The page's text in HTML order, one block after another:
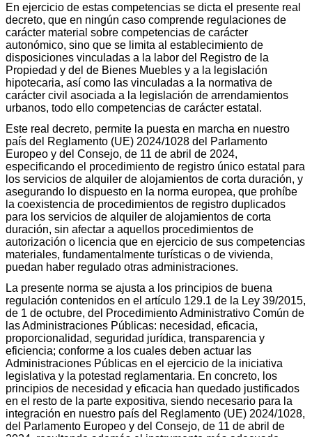
En ejercicio de estas competencias se dicta el presente real
decreto, que en ningún caso comprende regulaciones de
carácter material sobre competencias de carácter
autonómico, sino que se limita al establecimiento de
disposiciones vinculadas a la labor del Registro de la
Propiedad y del de Bienes Muebles y a la legislación
hipotecaria, así como las vinculadas a la normativa de
carácter civil asociada a la legislación de arrendamientos
urbanos, todo ello competencias de carácter estatal.
Este real decreto, permite la puesta en marcha en nuestro
país del Reglamento (UE) 2024/1028 del Parlamento
Europeo y del Consejo, de 11 de abril de 2024,
especificando el procedimiento de registro único estatal para
los servicios de alquiler de alojamientos de corta duración, y
asegurando lo dispuesto en la norma europea, que prohíbe
la coexistencia de procedimientos de registro duplicados
para los servicios de alquiler de alojamientos de corta
duración, sin afectar a aquellos procedimientos de
autorización o licencia que en ejercicio de sus competencias
materiales, fundamentalmente turísticas o de vivienda,
puedan haber regulado otras administraciones.
La presente norma se ajusta a los principios de buena
regulación contenidos en el artículo 129.1 de la Ley 39/2015,
de 1 de octubre, del Procedimiento Administrativo Común de
las Administraciones Públicas: necesidad, eficacia,
proporcionalidad, seguridad jurídica, transparencia y
eficiencia; conforme a los cuales deben actuar las
Administraciones Públicas en el ejercicio de la iniciativa
legislativa y la potestad reglamentaria. En concreto, los
principios de necesidad y eficacia han quedado justificados
en el resto de la parte expositiva, siendo necesario para la
integración en nuestro país del Reglamento (UE) 2024/1028,
del Parlamento Europeo y del Consejo, de 11 de abril de